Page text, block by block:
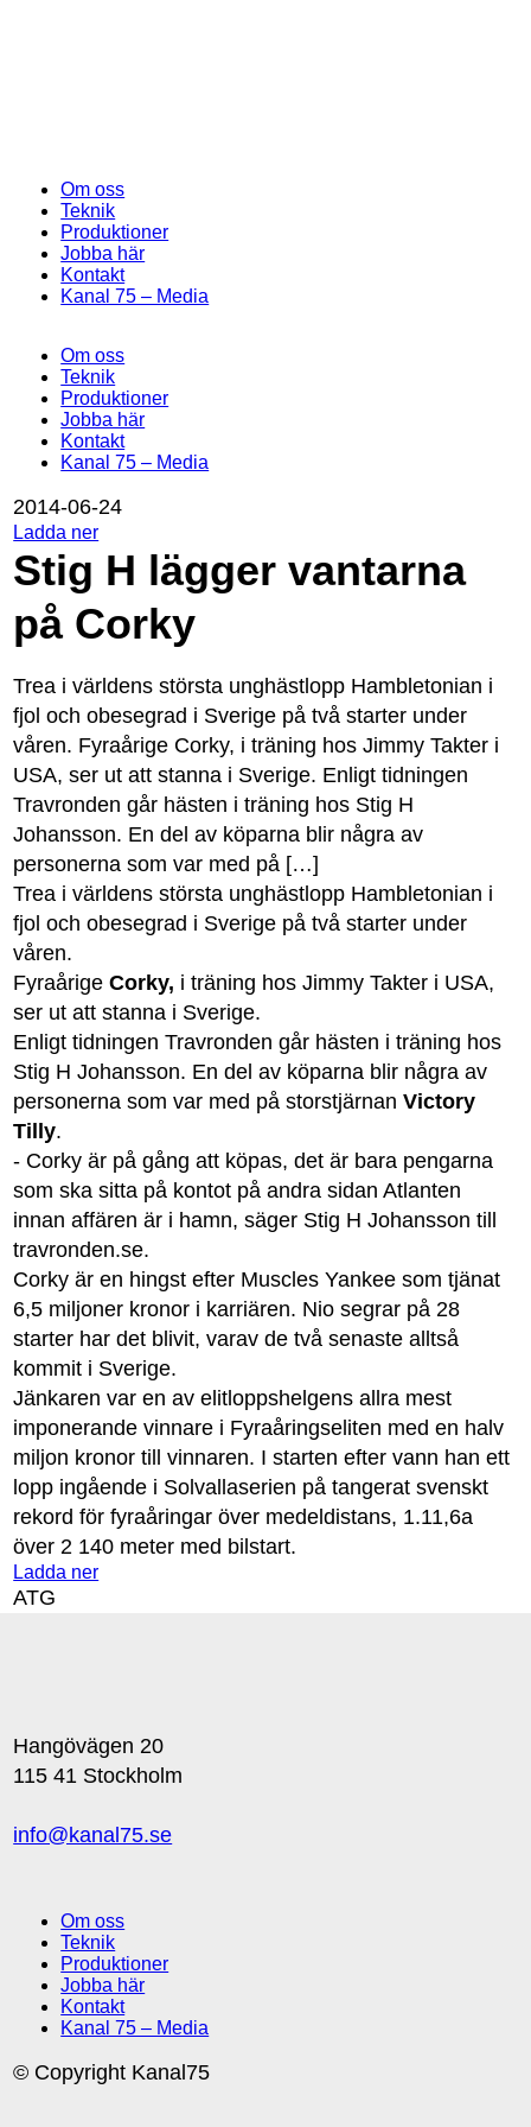
Om oss
Teknik
Produktioner
Jobba här
Kontakt
Kanal 75 – Media
Om oss
Teknik
Produktioner
Jobba här
Kontakt
Kanal 75 – Media
2014-06-24
Ladda ner
Stig H lägger vantarna
på Corky
Trea i världens största unghästlopp Hambletonian i
fjol och obesegrad i Sverige på två starter under
våren. Fyraårige Corky, i träning hos Jimmy Takter i
USA, ser ut att stanna i Sverige. Enligt tidningen
Travronden går hästen i träning hos Stig H
Johansson. En del av köparna blir några av
personerna som var med på […]
Trea i världens största unghästlopp Hambletonian i
fjol och obesegrad i Sverige på två starter under
våren.
FyraårigeCorky, i träning hos Jimmy Takter i USA,
ser ut att stanna i Sverige.
Enligt tidningen Travronden går hästen i träning hos
Stig H Johansson. En del av köparna blir några av
personerna som var med på storstjärnanVictory
Tilly.
- Corky är på gång att köpas, det är bara pengarna
som ska sitta på kontot på andra sidan Atlanten
innan affären är i hamn, säger Stig H Johansson till
travronden.se.
Corky är en hingst efter Muscles Yankee som tjänat
6,5 miljoner kronor i karriären. Nio segrar på 28
starter har det blivit, varav de två senaste alltså
kommit i Sverige.
Jänkaren var en av elitloppshelgens allra mest
imponerande vinnare i Fyraåringseliten med en halv
miljon kronor till vinnaren. I starten efter vann han ett
lopp ingående i Solvallaserien på tangerat svenskt
rekord för fyraåringar över medeldistans, 1.11,6a
över 2 140 meter med bilstart.
Ladda ner
ATG
Hangövägen 20
115 41 Stockholm
info@kanal75.se
Om oss
Teknik
Produktioner
Jobba här
Kontakt
Kanal 75 – Media
© Copyright Kanal75